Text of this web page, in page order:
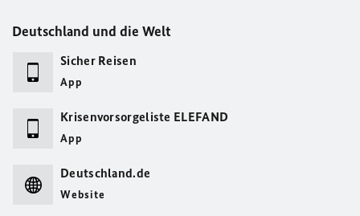
Deutschland und die Welt
Sicher Reisen
App
Krisenvorsorgeliste ELEFAND
App
Deutschland.de
Website